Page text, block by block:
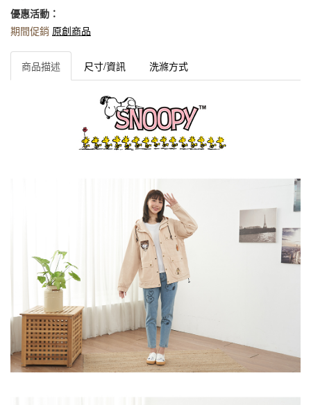
優惠活動：
期間促銷 原創商品
商品描述 尺寸/資訊 洗滌方式